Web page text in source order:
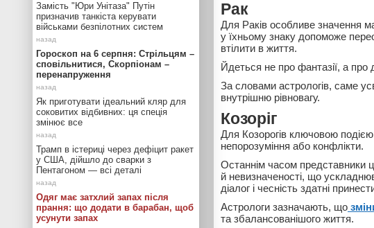
Рак
Для Раків особливе значення
у їхньому знаку допоможе
втілити в життя.
Йдеться не про фантазії, а про
За словами астрологів, саме
внутрішню рівновагу.
Козоріг
Для Козорогів ключовою
непорозуміння або конфлікти.
Останнім часом представники
й невизначеності, що
діалог і чесність здатні
Астрологи зазначають, що
та збалансованішого життя.
Замість "Юри Унітаза" Путін
призначив танкіста керувати
військами безпілотних систем
Гороскоп на 6 серпня: Стрільцям –
сповільнитися, Скорпіонам –
перенапруження
Як приготувати ідеальний кляр для
соковитих відбивних: ця спеція
змінює все
Трамп в істериці через дефіцит ракет
у США, дійшло до сварки з
Пентагоном — всі деталі
Одяг має затхлий запах після
прання: що додати в барабан, щоб
усунути запах